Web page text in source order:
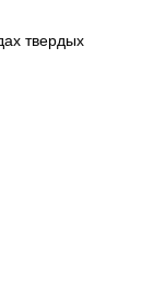
твердых